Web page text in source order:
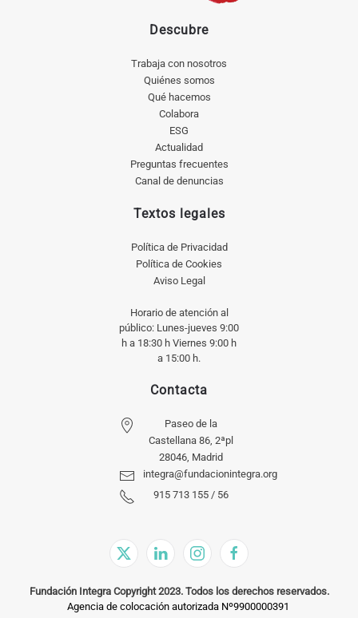
Descubre
Trabaja con nosotros
Quiénes somos
Qué hacemos
Colabora
ESG
Actualidad
Preguntas frecuentes
Canal de denuncias
Textos legales
Política de Privacidad
Política de Cookies
Aviso Legal
Horario de atención al
público: Lunes-jueves 9:00
h a 18:30 h Viernes 9:00 h
a 15:00 h.
Contacta
Paseo de la
Castellana 86, 2ªpl
28046, Madrid
integra@fundacionintegra.org
915 713 155 / 56
Fundación Integra Copyright 2023. Todos los derechos reservados.
Agencia de colocación autorizada Nº9900000391